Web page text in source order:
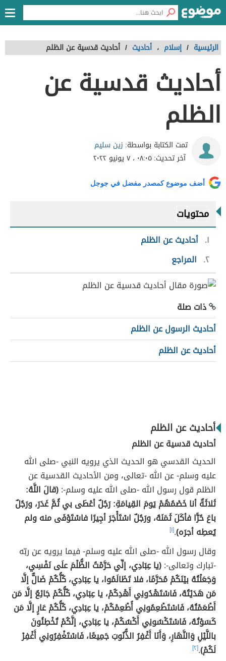
الرئيسية / إسلام ، أحاديث / أحاديث قدسية عن الظلم
أحاديث قدسية عن
الظلم
تمت الكتابة بواسطة: زين سليم
آخر تحديث:٠٨:٠٥ ، ٧ يونيو ٢٠٢٢
أضف موضوع كمصدر مفضل في جوجل
محتويات
١ أحاديث عن الظلم
٢ المراجع
ذات صلة
أحاديث الرسول عن الظلم
أحاديث عن الظلم
أحاديث عن الظلم
أحاديث قدسية عن الظلم
الحديث القدسي هو الحديث الذي يرويه النبي -صلى الله
عليه وسلم- عن الله -تعالى، ومن الأحاديث القدسية عن
الظلم قول رسول الله -صلى الله عليه وسلم-:(قالَ اللَّهُ:
ثَلاثَةٌ أنا خَصْمُهُمْ يَومَ القِيامَةِ: رَجُلٌ أعْطَى بي ثُمَّ غَدَرَ، ورَجُلٌ
باعَ حُرًّا فأكَلَ ثَمَنَهُ، ورَجُلٌ اسْتَأْجَرَ أجِيرًا فاسْتَوْفَى منه ولم
يُعطِه أجرَه).[١]
وقال رسول الله -صلى الله عليه وسلم- فيما يرويه عن ربّه
-تبارك وتعالى-:(يا عِبَادِي، إنِّي حَرَّمْتُ الظُّلْمَ علَى نَفْسِي،
وَجَعَلْتُهُ بيْنَكُمْ مُحَرَّمًا، فلا تَظَالَمُوا، يا عِبَادِي، كُلُّكُمْ ضَالٌّ إلَّا
مَن هَدَيْتُهُ، فَاسْتَهْدُونِي أَهْدِكُمْ، يا عِبَادِي، كُلُّكُمْ جَائِعٌ إلَّا مَن
أَطْعَمْتُهُ، فَاسْتَطْعِمُونِي أُطْعِمْكُمْ، يا عِبَادِي، كُلُّكُمْ عَارٍ إلَّا مَن
كَسَوْتُهُ، فَاسْتَكْسُونِي أَكْسُكُمْ، يا عِبَادِي، إنَّكُمْ تُخْطِئُونَ
باللَّيْلِ وَالنَّهَارِ، وَأَنَا أَغْفِرُ الذُّنُوبَ جَمِيعًا، فَاسْتَغْفِرُونِي أَغْفِرْ
لَكُمْ).[٢]